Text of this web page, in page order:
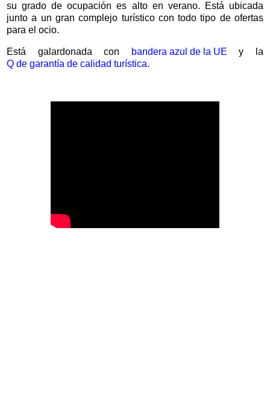
su grado de ocupación es alto en verano. Está ubicada
junto a un gran complejo turístico con todo tipo de ofertas
para el ocio.
Está galardonada con bandera azul de la UE y la
Q de garantía de calidad turística.